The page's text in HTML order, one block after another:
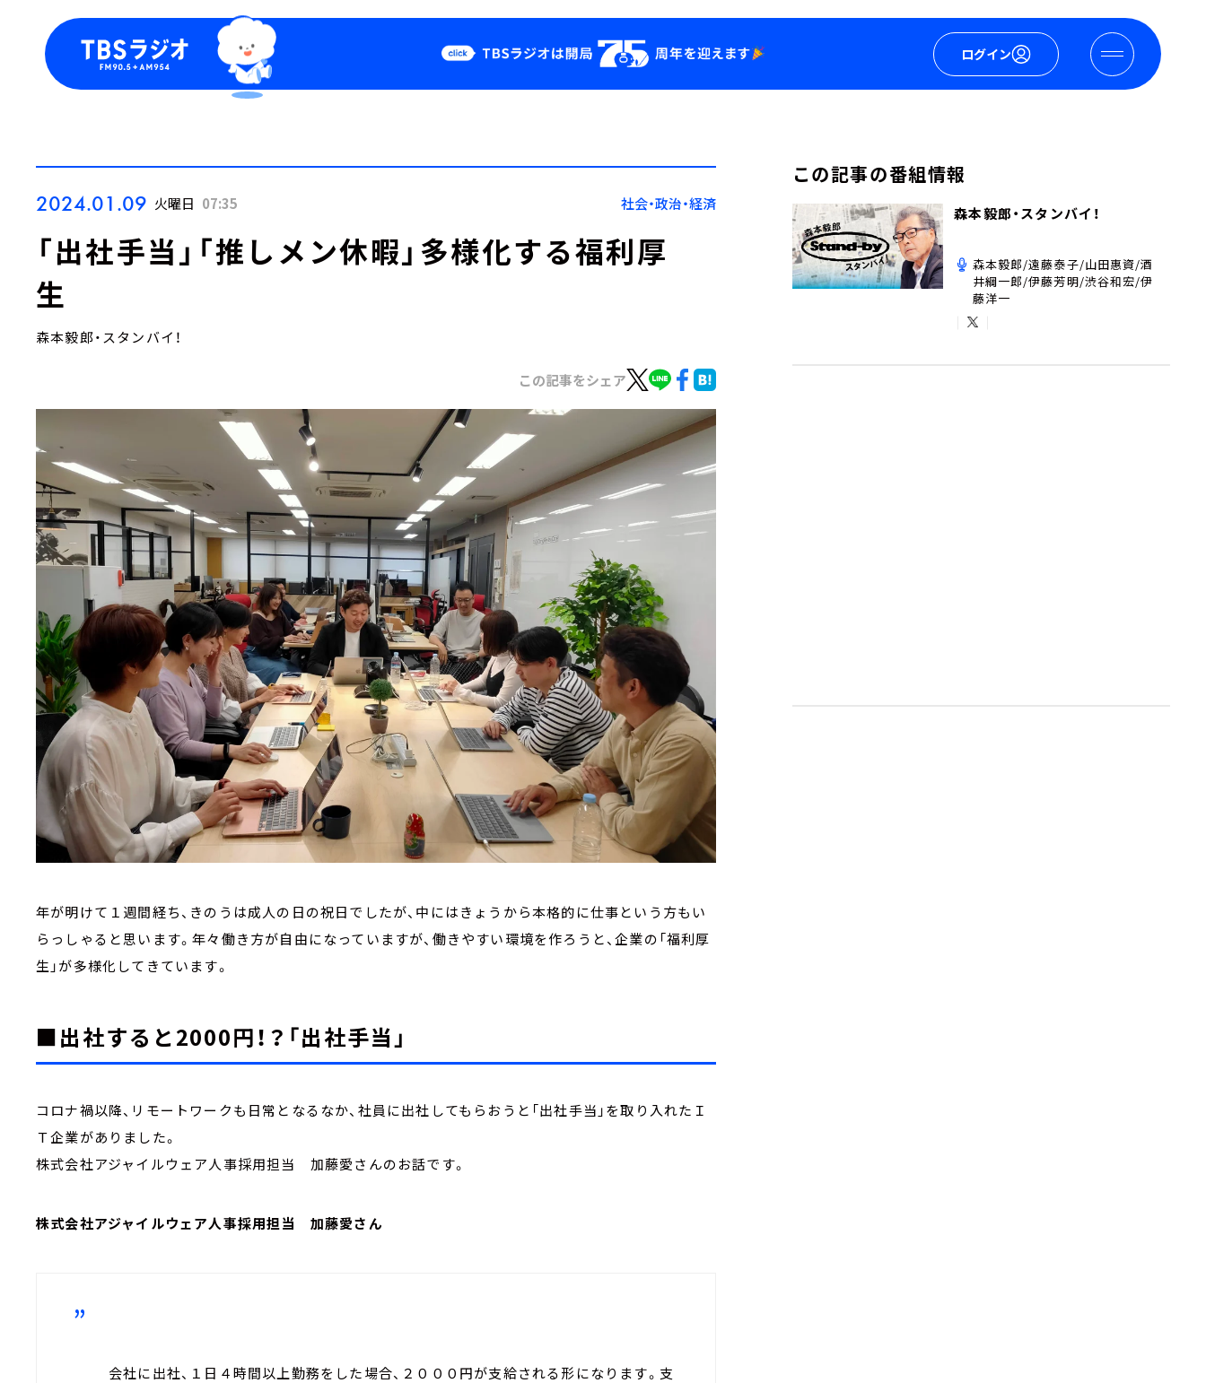
ログイン
Podcast
YouTube
会社情報
2024.01.09 火曜日 07:35 社会・政治・経済
「出社手当」「推しメン休暇」多様化する福利厚
生
森本毅郎・スタンバイ！
この記事をシェア
年が明けて１週間経ち、きのうは成人の日の祝日でしたが、中にはきょうから本格的に仕事という方もい
らっしゃると思います。年々働き方が自由になっていますが、働きやすい環境を作ろうと、企業の「福利厚
生」が多様化してきています。
■出社すると2000円！？「出社手当」
コロナ禍以降、リモートワークも日常となるなか、社員に出社してもらおうと「出社手当」を取り入れたＩ
Ｔ企業がありました。
株式会社アジャイルウェア人事採用担当 加藤愛さんのお話です。
株式会社アジャイルウェア人事採用担当 加藤愛さん
会社に出社、１日４時間以上勤務をした場合、２０００円が支給される形になります。支
この記事の番組情報
森本毅郎・スタンバイ！
森本毅郎/遠藤泰子/山田惠資/酒
井綱一郎/伊藤芳明/渋谷和宏/伊
藤洋一